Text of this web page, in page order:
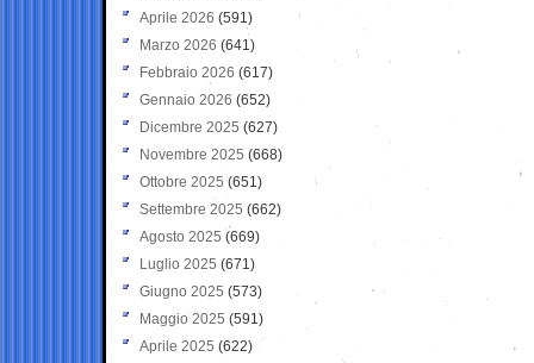
Aprile 2026 (591)
Marzo 2026 (641)
Febbraio 2026 (617)
Gennaio 2026 (652)
Dicembre 2025 (627)
Novembre 2025 (668)
Ottobre 2025 (651)
Settembre 2025 (662)
Agosto 2025 (669)
Luglio 2025 (671)
Giugno 2025 (573)
Maggio 2025 (591)
Aprile 2025 (622)